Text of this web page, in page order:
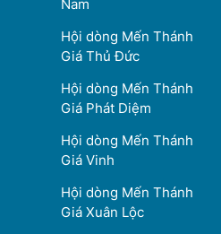
Nam
Hội dòng Mến Thánh
Giá Thủ Đức
Hội dòng Mến Thánh
Giá Phát Diệm
Hội dòng Mến Thánh
Giá Vinh
Hội dòng Mến Thánh
Giá Xuân Lộc